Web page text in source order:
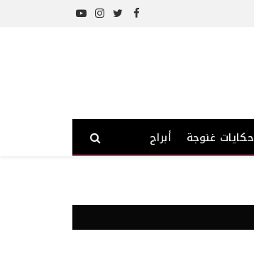
Facebook
Twitter
Instagram
YouTube
حكايات غنوجة أبراج